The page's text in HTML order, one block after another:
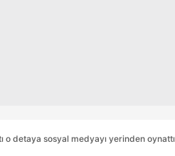
o detaya sosyal medyayı yerinden oynattı